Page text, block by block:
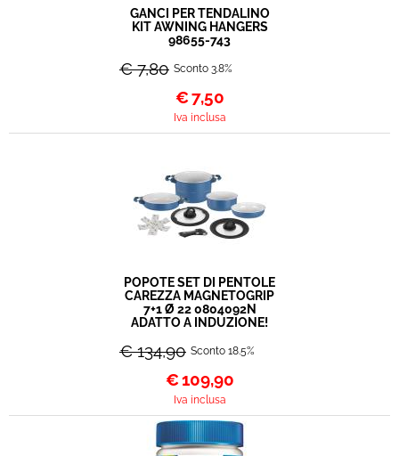
GANCI PER TENDALINO
KIT AWNING HANGERS
98655-743
€ 7,80 Sconto 3.8%
€7,50
Iva inclusa
POPOTE SET DI PENTOLE
CAREZZA MAGNETOGRIP
7+1 Ø 22 0804092N
ADATTO A INDUZIONE!
€ 134,90 Sconto 18.5%
€109,90
Iva inclusa